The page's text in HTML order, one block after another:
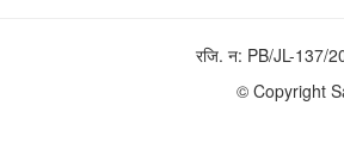
रजि. न: PB/JL-137/
© Copyright